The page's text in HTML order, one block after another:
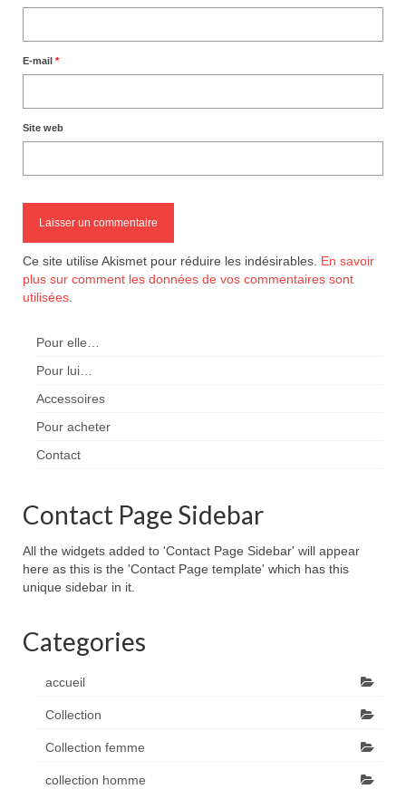
E-mail *
Site web
Ce site utilise Akismet pour réduire les indésirables. En savoir
plus sur comment les données de vos commentaires sont
utilisées
Pour elle…
Pour lui…
Accessoires
Pour acheter
Contact
Contact Page Sidebar
All the widgets added to 'Contact Page Sidebar' will appear
here as this is the 'Contact Page template' which has this
unique sidebar in it.
Categories
accueil
Collection
Collection femme
collection homme